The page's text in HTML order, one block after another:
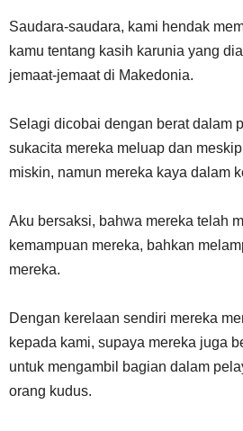
Saudara-saudara, kami hendak
kamu tentang kasih karunia yang
jemaat-jemaat di Makedonia.
Selagi dicobai dengan berat dalam
sukacita mereka meluap dan
miskin, namun mereka kaya dalam
Aku bersaksi, bahwa mereka telah
kemampuan mereka, bahkan
mereka.
Dengan kerelaan sendiri mereka
kepada kami, supaya mereka juga
untuk mengambil bagian dalam
orang kudus.